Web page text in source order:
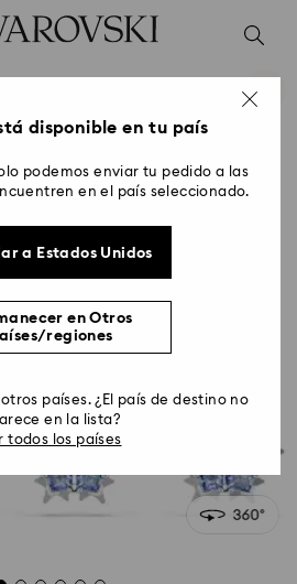
disponible en tu país
podemos enviar tu pedido a las
en el país seleccionado.
a Estados Unidos
en Otros
regiones
países. ¿El país de destino no
en la lista?
todos los países